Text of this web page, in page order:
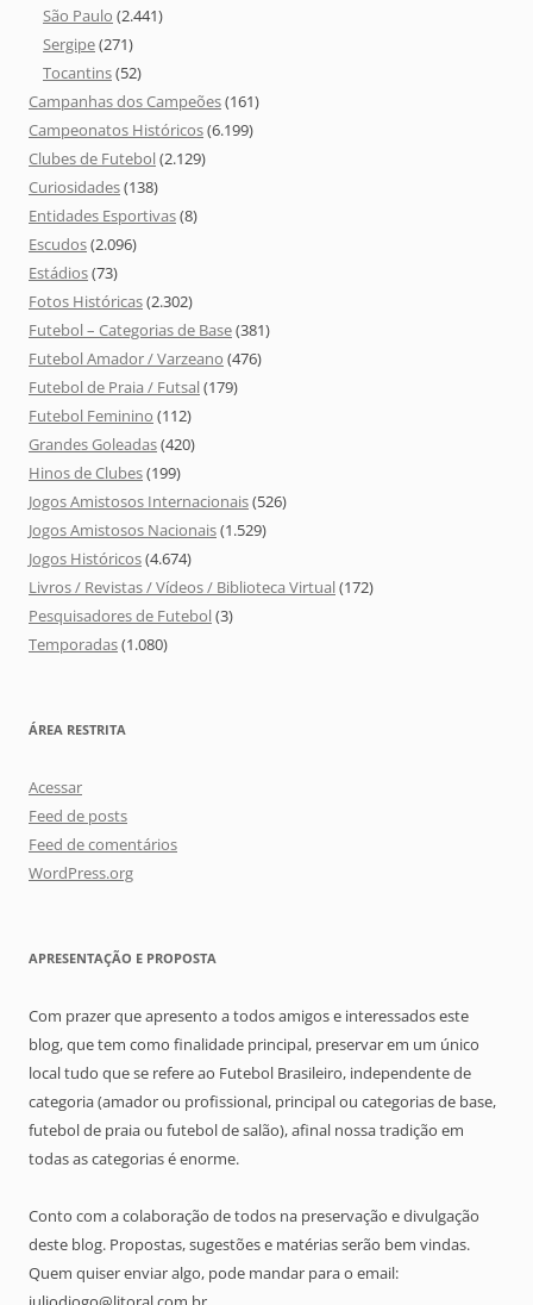
São Paulo (2.441)
Sergipe(271)
Tocantins(52)
Campanhas dos Campeões(161)
Campeonatos Históricos(6.199)
Clubes de Futebol(2.129)
Curiosidades(138)
Entidades Esportivas(8)
Escudos(2.096)
Estádios(73)
Fotos Históricas(2.302)
Futebol – Categorias de Base(381)
Futebol Amador / Varzeano (476)
Futebol de Praia / Futsal(179)
Futebol Feminino (112)
Grandes Goleadas(420)
Hinos de Clubes(199)
Jogos Amistosos Internacionais(526)
Jogos Amistosos Nacionais(1.529)
Jogos Históricos(4.674)
Livros / Revistas / Vídeos / Biblioteca Virtual(172)
Pesquisadores de Futebol(3)
Temporadas(1.080)
ÁREA RESTRITA
Acessar
Feed de posts
Feed de comentários
WordPress.org
APRESENTAÇÃO E PROPOSTA
Com prazer que apresento a todos amigos e interessados este
blog, que tem como finalidade principal, preservar em um único
local tudo que se refere ao Futebol Brasileiro, independente de
categoria (amador ou profissional, principal ou categorias de base,
futebol de praia ou futebol de salão), afinal nossa tradição em
todas as categorias é enorme.
Conto com a colaboração de todos na preservação e divulgação
deste blog. Propostas, sugestões e matérias serão bem vindas.
Quem quiser enviar algo, pode mandar para o email: